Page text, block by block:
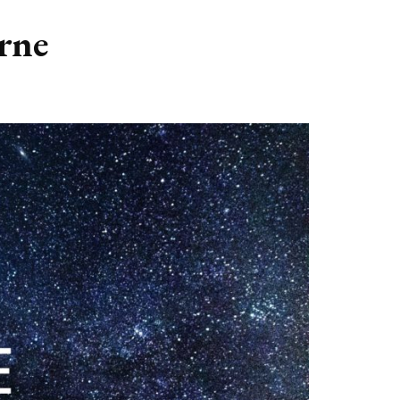
(BULLET) JOURNALLING
DUURZAAMHEID
WILDPLUKKEN
INTERVIEWS
NIEUWS
SAMENWERKEN
CONTACT